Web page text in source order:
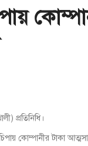
প্রতিনিধি।
কোম্পানীর টাকা